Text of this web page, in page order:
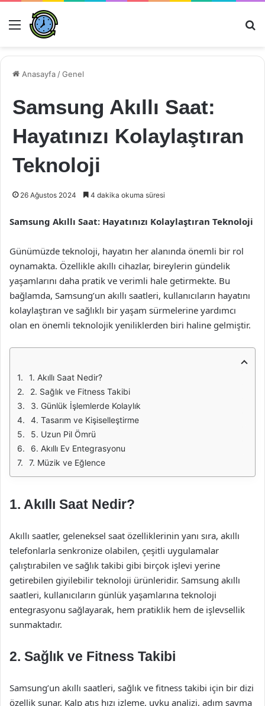
Menü
Anasayfa /Genel
Samsung Akıllı Saat:
Hayatınızı Kolaylaştıran
Teknoloji
26 Ağustos 2024 4 dakika okuma süresi
Samsung Akıllı Saat: Hayatınızı Kolaylaştıran Teknoloji
Günümüzde teknoloji, hayatın her alanında önemli bir rol
oynamakta. Özellikle akıllı cihazlar, bireylerin gündelik
yaşamlarını daha pratik ve verimli hale getirmekte. Bu
bağlamda, Samsung’un akıllı saatleri, kullanıcıların hayatını
kolaylaştıran ve sağlıklı bir yaşam sürmelerine yardımcı
olan en önemli teknolojik yeniliklerden biri haline gelmiştir.
1. Akıllı Saat Nedir?
2. Sağlık ve Fitness Takibi
3. Günlük İşlemlerde Kolaylık
4. Tasarım ve Kişiselleştirme
5. Uzun Pil Ömrü
6. Akıllı Ev Entegrasyonu
7. Müzik ve Eğlence
1. Akıllı Saat Nedir?
Akıllı saatler, geleneksel saat özelliklerinin yanı sıra, akıllı
telefonlarla senkronize olabilen, çeşitli uygulamalar
çalıştırabilen ve sağlık takibi gibi birçok işlevi yerine
getirebilen giyilebilir teknoloji ürünleridir. Samsung akıllı
saatleri, kullanıcıların günlük yaşamlarına teknoloji
entegrasyonu sağlayarak, hem pratiklik hem de işlevsellik
sunmaktadır.
2. Sağlık ve Fitness Takibi
Samsung’un akıllı saatleri, sağlık ve fitness takibi için bir dizi
özellik sunar. Kalp atış hızı izleme, uyku analizi, adım sayma